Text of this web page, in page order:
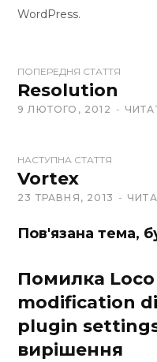
WordPress.
e
b
s
t
e
ПОПЕРЕДНЯ СТАТТЯ
Resolution
9 ЛЮТОГО, 2012
НАСТУПНА СТАТТЯ
Vortex
23 ТРАВНЯ, 2013
Пов'язана тема,
Помилка
modification
plugin
вирішення